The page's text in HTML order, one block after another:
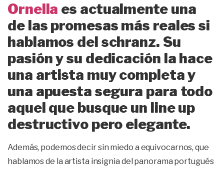
Ornella es actualmente una
de las promesas más reales si
hablamos del schranz. Su
pasión y su dedicación la hace
una artista muy completa y
una apuesta segura para todo
aquel que busque un line up
destructivo pero elegante.
Además, podemos decir sin miedo a equivocarnos, que
hablamos de la artista insignia del panorama portugués